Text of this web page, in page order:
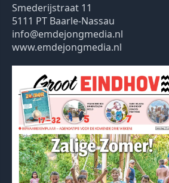
Smederijstraat 11
5111 PT Baarle-Nassau
info@emdejongmedia.nl
www.emdejongmedia.nl